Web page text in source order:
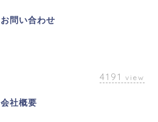
お問い合わせ
4191 view
会社概要